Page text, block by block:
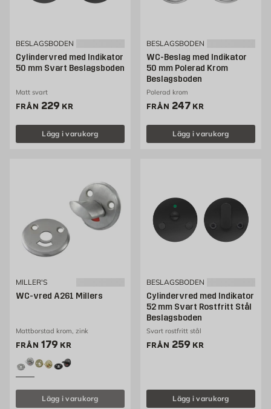
BESLAGSBODEN
Cylindervred med Indikator
50 mm Svart Beslagsboden
Matt svart
FRÅN Pris 229 kr
229 KR
Lägg i varukorg
BESLAGSBODEN
WC-Beslag med Indikator
50 mm Polerad Krom
Beslagsboden
Polerad krom
FRÅN Pris 247 kr
247 KR
Lägg i varukorg
MILLER'S
WC-vred A261 Millers
Mattborstad krom, zink
FRÅN Pris 179 kr
179 KR
Lägg i varukorg
BESLAGSBODEN
Cylindervred med Indikator
52 mm Svart Rostfritt Stål
Beslagsboden
Svart rostfritt stål
FRÅN Pris 259 kr
259 KR
Lägg i varukorg